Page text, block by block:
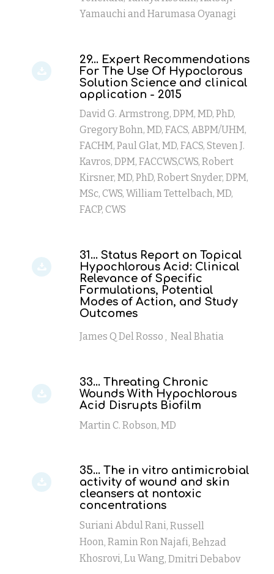
Yamauchi and Harumasa Oyanagi
29... Expert Recommendations
For The Use Of Hypoclorous
Solution Science and clinical
application - 2015
David G. Armstrong, DPM, MD, PhD,
Gregory Bohn, MD, FACS, ABPM/UHM,
FACHM, Paul Glat, MD, FACS, Steven J.
Kavros, DPM, FACCWS,CWS, Robert
Kirsner, MD, PhD, Robert Snyder, DPM,
MSc, CWS, William Tettelbach, MD,
FACP, CWS
31... Status Report on Topical
Hypochlorous Acid: Clinical
Relevance of Specific
Formulations, Potential
Modes of Action, and Study
Outcomes
James Q Del Rosso , Neal Bhatia
33... Threating Chronic
Wounds With Hypochlorous
Acid Disrupts Biofilm
Martin C. Robson, MD
35... The in vitro antimicrobial
activity of wound and skin
cleansers at nontoxic
concentrations
Suriani Abdul Rani, Russell
Hoon, Ramin Ron Najafi, Behzad
Khosrovi, Lu Wang, Dmitri Debabov